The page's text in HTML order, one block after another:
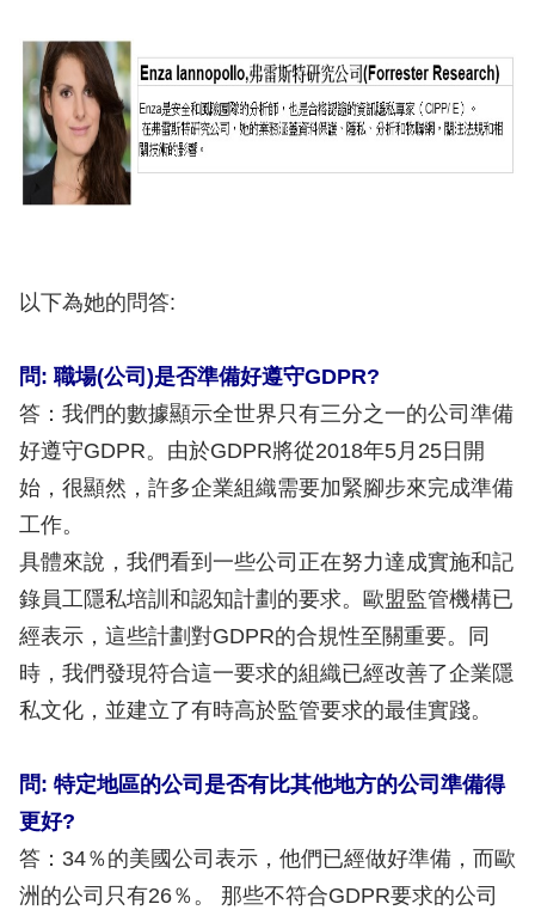
以下為她的問答:
問: 職場(公司)是否準備好遵守GDPR?
答：我們的數據顯示全世界只有三分之一的公司準備
好遵守GDPR。由於GDPR將從2018年5月25日開
始，很顯然，許多企業組織需要加緊腳步來完成準備
工作。
具體來說，我們看到一些公司正在努力達成實施和記
錄員工隱私培訓和認知計劃的要求。歐盟監管機構已
經表示，這些計劃對GDPR的合規性至關重要。同
時，我們發現符合這一要求的組織已經改善了企業隱
私文化，並建立了有時高於監管要求的最佳實踐。
問: 特定地區的公司是否有比其他地方的公司準備得
更好?
答：34％的美國公司表示，他們已經做好準備，而歐
洲的公司只有26％。 那些不符合GDPR要求的公司